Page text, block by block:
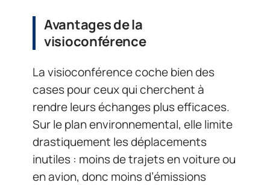
Avantages de la
visioconférence
La visioconférence coche bien des
cases pour ceux qui cherchent à
rendre leurs échanges plus efficaces.
Sur le plan environnemental, elle limite
drastiquement les déplacements
inutiles : moins de trajets en voiture ou
en avion, donc moins d’émissions